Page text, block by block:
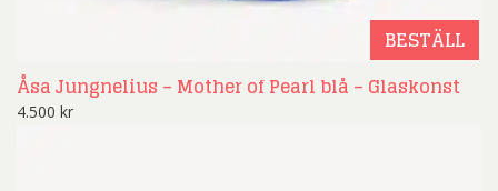
BESTÄLL
Åsa Jungnelius – Mother of Pearl blå – Glaskonst
4.500 kr